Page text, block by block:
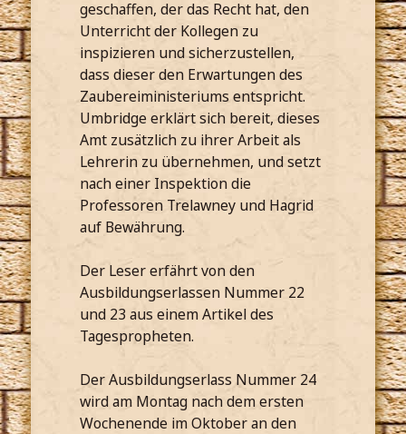
geschaffen, der das Recht hat, den
Unterricht der Kollegen zu
inspizieren und sicherzustellen,
dass dieser den Erwartungen des
Zaubereiministeriums entspricht.
Umbridge erklärt sich bereit, dieses
Amt zusätzlich zu ihrer Arbeit als
Lehrerin zu übernehmen, und setzt
nach einer Inspektion die
Professoren Trelawney und Hagrid
auf Bewährung.
Der Leser erfährt von den
Ausbildungserlassen Nummer 22
und 23 aus einem Artikel des
Tagespropheten.
Der Ausbildungserlass Nummer 24
wird am Montag nach dem ersten
Wochenende im Oktober an den